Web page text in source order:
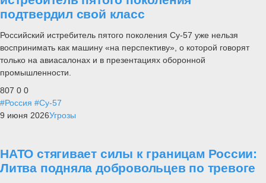
подтвердил свой класс
Российский истребитель пятого поколения Су-57 уже нельзя
воспринимать как машину «на перспективу», о которой говорят
только на авиасалонах и в презентациях оборонной
промышленности.
807 0 0
#Россия #Су-57
9 июня 2026Угрозы
НАТО стягивает силы к границам России:
Литва подняла добровольцев по тревоге